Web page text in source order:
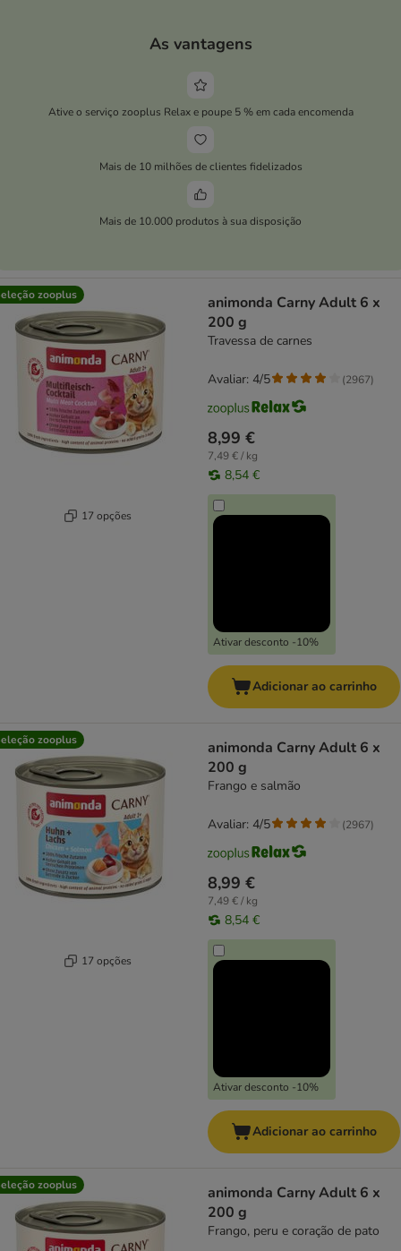
As vantagens
Ative o serviço zooplus Relax e poupe 5 % em cada encomenda
Mais de 10 milhões de clientes fidelizados
Mais de 10.000 produtos à sua disposição
zooplus
17 opções
animonda Carny Adult 6 x
200 g
Travessa de carnes
8,99 €
7,49 € / kg
8,54 €
Ativar desconto -10%
Avaliar: 4/5 (2967)
Adicionar ao carrinho
zooplus
17 opções
animonda Carny Adult 6 x
200 g
Frango e salmão
8,99 €
7,49 € / kg
8,54 €
Ativar desconto -10%
Avaliar: 4/5 (2967)
Adicionar ao carrinho
zooplus
animonda Carny Adult 6 x
200 g
Frango, peru e coração de pato